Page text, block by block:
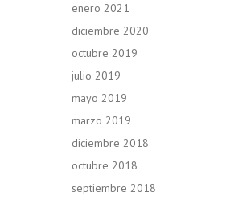
enero 2021
diciembre 2020
octubre 2019
julio 2019
mayo 2019
marzo 2019
diciembre 2018
octubre 2018
septiembre 2018